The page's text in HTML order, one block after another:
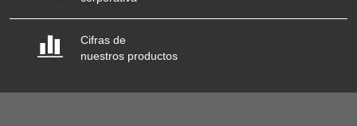
Cifras de
nuestros productos